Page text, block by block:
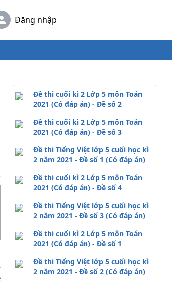
Đăng nhập
Đề thi cuối kì 2 Lớp 5 môn Toán
2021 (Có đáp án) - Đề số 2
Đề thi cuối kì 2 Lớp 5 môn Toán
2021 (Có đáp án) - Đề số 3
Đề thi Tiếng Việt lớp 5 cuối học kì
2 năm 2021 - Đề số 1 (Có đáp án)
Đề thi cuối kì 2 Lớp 5 môn Toán
2021 (Có đáp án) - Đề số 4
Đề thi Tiếng Việt lớp 5 cuối học kì
2 năm 2021 - Đề số 3 (Có đáp án)
Đề thi cuối kì 2 Lớp 5 môn Toán
2021 (Có đáp án) - Đề số 1
Đề thi Tiếng Việt lớp 5 cuối học kì
2 năm 2021 - Đề số 2 (Có đáp án)